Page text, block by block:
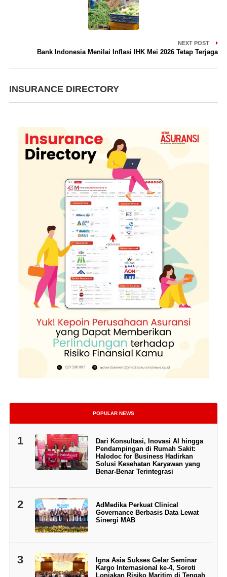
NEXT POST
Bank Indonesia Menilai Inflasi IHK Mei 2026 Tetap Terjaga
INSURANCE DIRECTORY
POPULAR NEWS
1
Dari Konsultasi, Inovasi AI hingga
Pendampingan di Rumah Sakit:
Halodoc for Business Hadirkan
Solusi Kesehatan Karyawan yang
Benar-Benar Terintegrasi
2
AdMedika Perkuat Clinical
Governance Berbasis Data Lewat
Sinergi MAB
3
Igna Asia Sukses Gelar Seminar
Kargo Internasional ke-4, Soroti
Lonjakan Risiko Maritim di Tengah